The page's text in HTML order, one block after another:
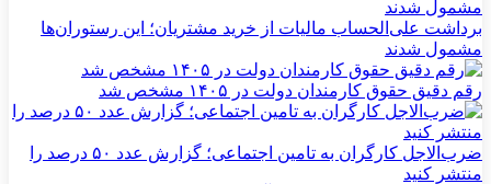
برداشت علی‌الحساب مالیات از خرید مشتریان؛ این رستوران‌ها
مشمول شدند
رقم دقیق حقوق کارمندان دولت در ۱۴۰۵ مشخص شد
ضرب‌الاجل کارگران به تامین اجتماعی؛ گزارش عدد ۵۰ درصد را
منتشر کنید